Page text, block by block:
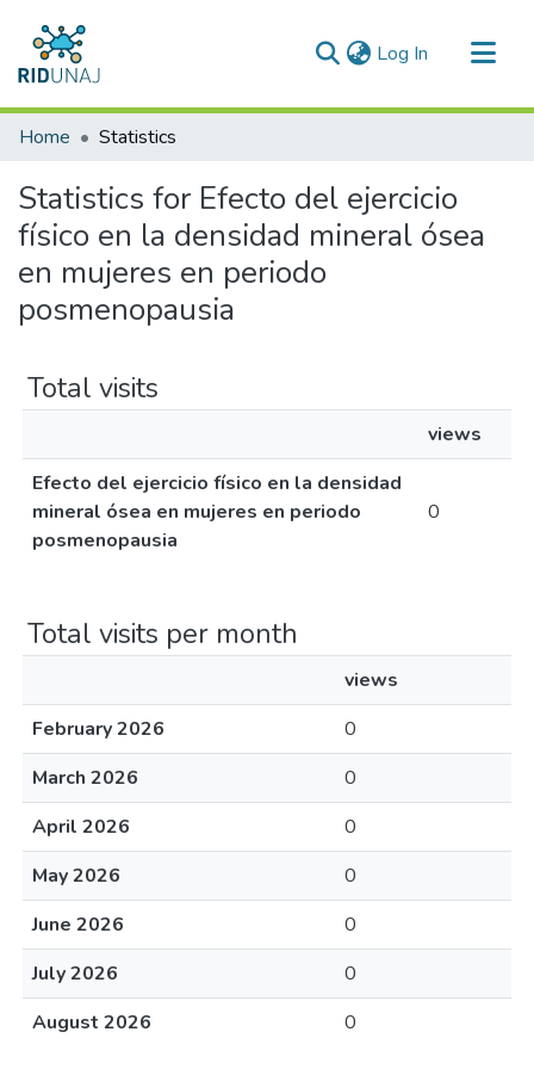
Log In (current)
Communities & Collections
Home Statistics
Statistics for Efecto del ejercicio
físico en la densidad mineral ósea
en mujeres en periodo
posmenopausia
Total visits
views
Efecto del ejercicio físico en la densidad
mineral ósea en mujeres en periodo
posmenopausia
0
Total visits per month
views
February 2026
0
March 2026
0
April 2026
0
May 2026
0
June 2026
0
July 2026
0
August 2026
0